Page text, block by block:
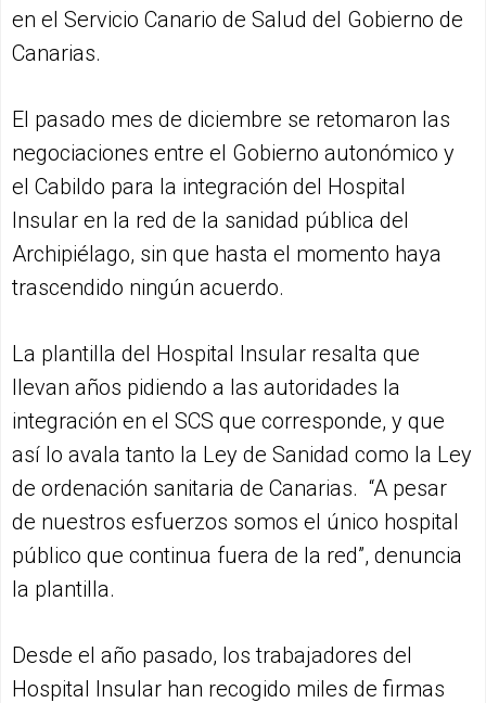
en el Servicio Canario de Salud del Gobierno de
Canarias.
El pasado mes de diciembre se retomaron las
negociaciones entre el Gobierno autonómico y
el Cabildo para la integración del Hospital
Insular en la red de la sanidad pública del
Archipiélago, sin que hasta el momento haya
trascendido ningún acuerdo.
La plantilla del Hospital Insular resalta que
llevan años pidiendo a las autoridades la
integración en el SCS que corresponde, y que
así lo avala tanto la Ley de Sanidad como la Ley
de ordenación sanitaria de Canarias. “A pesar
de nuestros esfuerzos somos el único hospital
público que continua fuera de la red”, denuncia
la plantilla.
Desde el año pasado, los trabajadores del
Hospital Insular han recogido miles de firmas